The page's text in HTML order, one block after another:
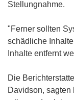
Stellungnahme.
"Ferner sollten
schädliche
Inhalte entfernt
Die
Davidson,